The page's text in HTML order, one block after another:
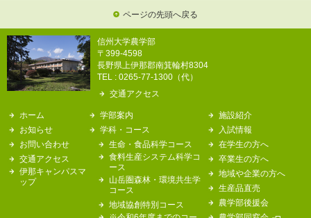
ページの先頭へ戻る
信州大学農学部
〒399-4598
長野県上伊那郡南箕輪村8304
TEL : 0265-77-1300（代）
交通アクセス
ホーム
お知らせ
お問い合わせ
交通アクセス
伊那キャンパスマ
ップ
学部案内
学科・コース
生命・食品科学コース
食料生産システム科学コ
ース
山岳圏森林・環境共生学
コース
地域協創特別コース
施設紹介
入試情報
在学生の方へ
卒業生の方へ
地域や企業の方へ
生産品直売
農学部後援会